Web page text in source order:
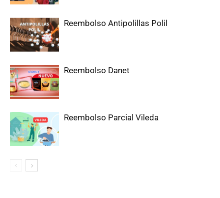
Reembolso Antipolillas Polil
Reembolso Danet
Reembolso Parcial Vileda